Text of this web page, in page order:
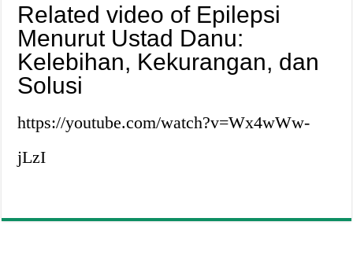
Related video of Epilepsi
Menurut Ustad Danu:
Kelebihan, Kekurangan, dan
Solusi
https://youtube.com/watch?v=Wx4wWw-
jLzI